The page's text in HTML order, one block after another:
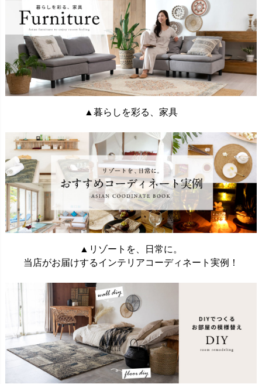
▲暮らしを彩る、家具
▲リゾートを、日常に。
当店がお届けするインテリアコーディネート実例！